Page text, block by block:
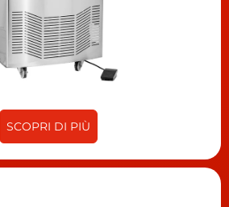
SCOPRI DI PIÙ